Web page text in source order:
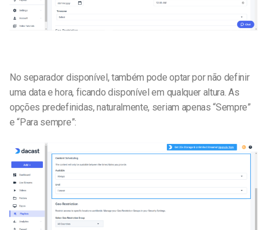
No separador disponível, também pode optar por não definir
uma data e hora, ficando disponível em qualquer altura. As
opções predefinidas, naturalmente, seriam apenas “Sempre”
e “Para sempre”: